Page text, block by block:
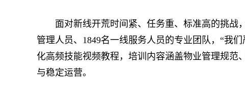
面对新线开荒时间紧、任务重、标准高的挑战，
管理人员、1849名一线服务人员的专业团队，“我
化高频技能视频教程，培训内容涵盖物业管理规范
与稳定运营。